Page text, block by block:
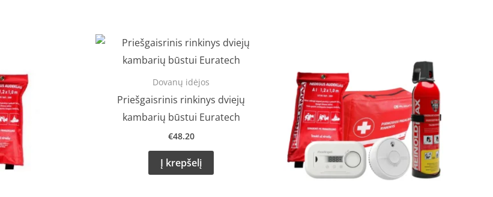
€13.99.€9.50.
Dovanų idėjos
Priešgaisrinis rinkinys dviejų
kambarių būstui Euratech
€48.20
Į krepšelį